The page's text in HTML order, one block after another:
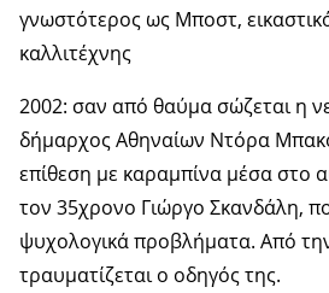
γνωστότερος ως Μποστ,
καλλιτέχνης
2002: σαν από θαύμα σώζεται η
δήμαρχος Αθηναίων Ντόρα
επίθεση με καραμπίνα μέσα στο
τον 35χρονο Γιώργο Σκανδάλη,
ψυχολογικά προβλήματα. Από
τραυματίζεται ο οδηγός της.